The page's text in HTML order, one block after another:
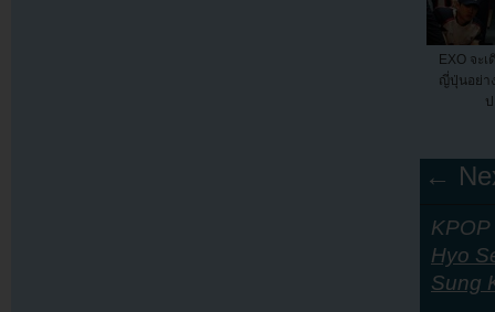
EXO จะ
ญี่ปุ่นอย่า
←
Hyo
Sung